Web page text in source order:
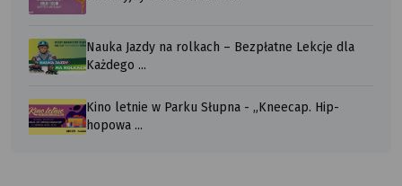
Nauka Jazdy na rolkach – Bezpłatne Lekcje dla
Każdego ...
Kino letnie w Parku Słupna - „Kneecap. Hip-
hopowa ...